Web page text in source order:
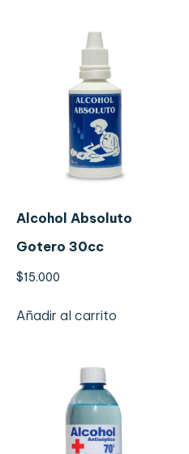
Alcohol Absoluto
Gotero 30cc
$15.000
Añadir al carrito